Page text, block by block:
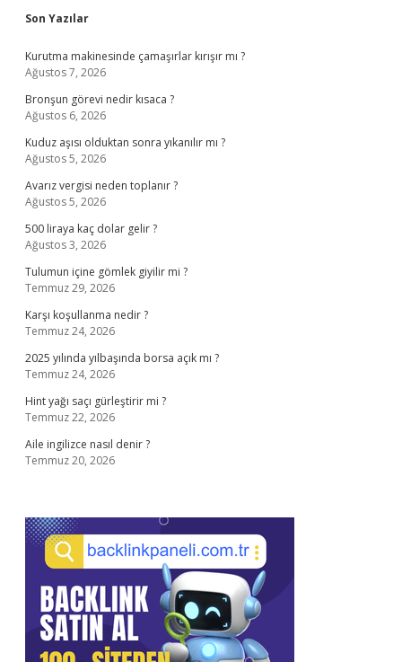
Sidebar
Son Yazılar
Kurutma makinesinde çamaşırlar kırışır mı ?
Ağustos 7, 2026
Bronşun görevi nedir kısaca ?
Ağustos 6, 2026
Kuduz aşısı olduktan sonra yıkanılır mı ?
Ağustos 5, 2026
Avarız vergisi neden toplanır ?
Ağustos 5, 2026
500 liraya kaç dolar gelir ?
Ağustos 3, 2026
Tulumun içine gömlek giyilir mi ?
Temmuz 29, 2026
Karşı koşullanma nedir ?
Temmuz 24, 2026
2025 yılında yılbaşında borsa açık mı ?
Temmuz 24, 2026
Hint yağı saçı gürleştirir mi ?
Temmuz 22, 2026
Aile ingilizce nasıl denir ?
Temmuz 20, 2026